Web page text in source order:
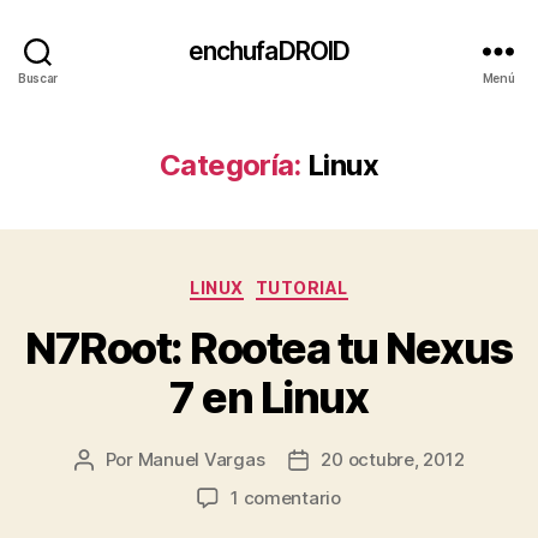
Buscar
enchufaDROID
Menú
Categoría: Linux
Categorías
LINUX TUTORIAL
N7Root: Rootea tu Nexus
7 en Linux
Autor
Por Manuel Vargas
Fecha20 octubre, 2012
1 comentarioen